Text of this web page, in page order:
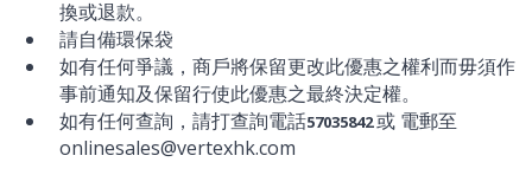
換或退款。
請自備環保袋
如有任何爭議，商戶將保留更改此優惠之權利而毋須作
事前通知及保留行使此優惠之最終決定權。
如有任何查詢，請打查詢電話57035842或 電郵至
onlinesales@vertexhk.com